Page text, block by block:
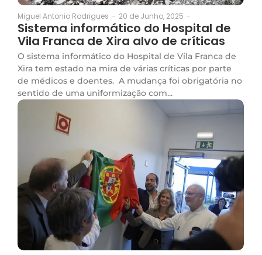
Miguel Antonio Rodrigues - 20 de Junho, 2025 -
Sistema informático do Hospital de
Vila Franca de Xira alvo de críticas
O sistema informático do Hospital de Vila Franca de
Xira tem estado na mira de várias críticas por parte
de médicos e doentes. A mudança foi obrigatória no
sentido de uma uniformização com...